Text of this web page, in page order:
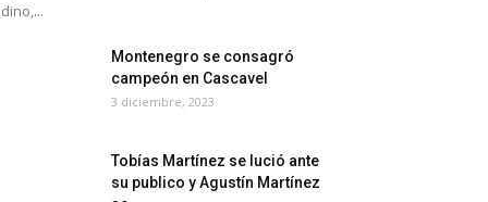
Montenegro se consagró
campeón en Cascavel
3 diciembre, 2023
Tobías Martínez se lució ante
su publico y Agustín Martínez